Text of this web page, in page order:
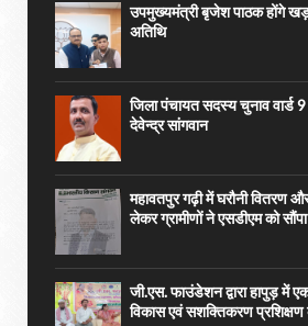
उपमुख्यमंत्री बृजेश पाठक होंगे
अतिथि
जिला पंचायत सदस्य चुनाव वार्ड
देवेन्द्र सांगवान
महावतपुर गढ़ी में घरौनी वितरण
लेकर ग्रामीणों ने एसडीएम को सौंपा
जी.एस. फाउंडेशन द्वारा हापुड़ में
विकास एवं सशक्तिकरण प्रशिक्षण